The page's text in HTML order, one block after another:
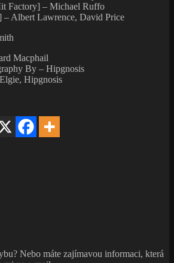
Factory] – Michael Ruffo
– Albert Lawrence, David Price
Macphail
By – Hipgnosis
Hipgnosis
Nebo máte zajímavou informaci, která